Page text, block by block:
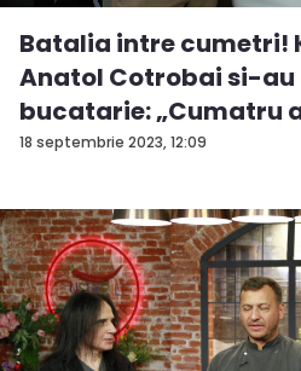
18 septembrie 2023, 12:09
Batalia intre cumetri!
Anatol Cotrobai si-
bucatarie: „Cumatru